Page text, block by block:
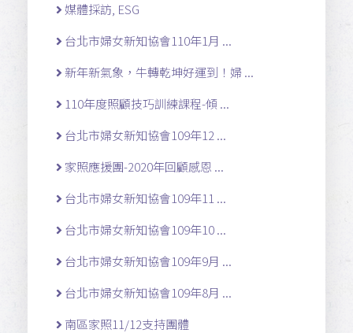
媒體採訪, ESG
台北市婦女新知協會110年1月 ...
新年新氣象，牛轉乾坤好運到！婦 ...
110年度照顧技巧訓練課程-傾 ...
台北市婦女新知協會109年12 ...
家照應援團-2020年回顧感恩 ...
台北市婦女新知協會109年11 ...
台北市婦女新知協會109年10 ...
台北市婦女新知協會109年9月 ...
台北市婦女新知協會109年8月 ...
南區家照11/12支持團體